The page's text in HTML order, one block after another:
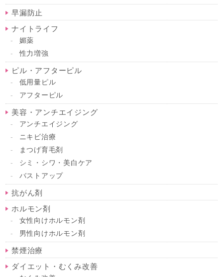
早漏防止
ナイトライフ
媚薬
性力増強
ピル・アフターピル
低用量ピル
アフターピル
美容・アンチエイジング
アンチエイジング
ニキビ治療
まつげ育毛剤
シミ・シワ・美白ケア
バストアップ
抗がん剤
ホルモン剤
女性向けホルモン剤
男性向けホルモン剤
禁煙治療
ダイエット・むくみ改善